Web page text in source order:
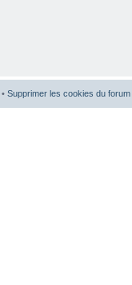
• Supprimer les cookies du forum